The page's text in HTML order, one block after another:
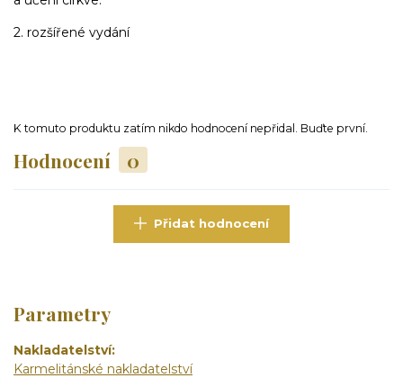
2. rozšířené vydání
Hodnocení 0
K tomuto produktu zatím nikdo hodnocení nepřidal. Buďte první.
Přidat hodnocení
Parametry
Nakladatelství
Karmelitánské nakladatelství